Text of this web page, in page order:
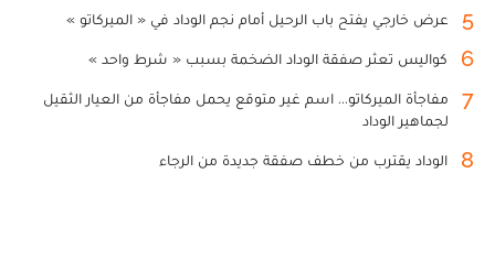
5 عرض خارجي يفتح باب الرحيل أمام نجم الوداد في « الميركاتو »
6 كواليس تعثر صفقة الوداد الضخمة بسبب « شرط واحد »
7
مفاجأة الميركاتو... اسم غير متوقع يحمل مفاجأة من العيار الثقيل
لجماهير الوداد
8 الوداد يقترب من خطف صفقة جديدة من الرجاء